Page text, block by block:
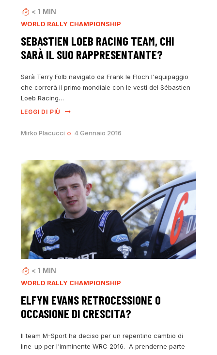
< 1 MIN
WORLD RALLY CHAMPIONSHIP
SEBASTIEN LOEB RACING TEAM, CHI
SARÀ IL SUO RAPPRESENTANTE?
Sarà Terry Folb navigato da Frank le Floch l'equipaggio
che correrà il primo mondiale con le vesti del Sébastien
Loeb Racing…
LEGGI DI PIÙ
Mirko Placucci 4 Gennaio 2016
< 1 MIN
WORLD RALLY CHAMPIONSHIP
ELFYN EVANS RETROCESSIONE O
OCCASIONE DI CRESCITA?
Il team M-Sport ha deciso per un repentino cambio di
line-up per l'imminente WRC 2016. A prenderne parte